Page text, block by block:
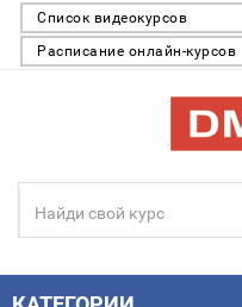
Список видеокурсов
Расписание онлайн-курсов